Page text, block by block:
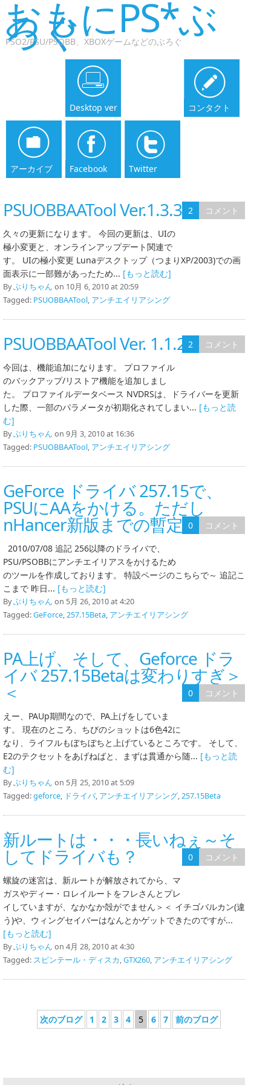
おもにPS*ぶ
ろぐ
PSO2/PSU/PSOBB、XBOXゲームなどのぶろぐ
Desktop ver コンタクト
アーカイブ Facebook Twitter
PSUOBBAATool Ver.1.3.332
コメント
久々の更新になります。 今回の更新は、UIの
極小変更と、オンラインアップデート関連で
す。 UIの極小変更 Lunaデスクトップ（つまりXP/2003)での画
面表示に一部難があったため... [もっと読む]
Byぶりちゃん on 10月 6, 2010 at 20:59
Tagged: PSUOBBAATool, アンチエイリアシング
PSUOBBAATool Ver. 1.1.29
2
コメント
今回は、機能追加になります。 プロファイル
のバックアップ/リストア機能を追加しまし
た。 プロファイルデータベース NVDRSは、ドライバーを更新
した際、一部のパラメータが初期化されてしまい... [もっと読
む]
Byぶりちゃん on 9月 3, 2010 at 16:36
Tagged: PSUOBBAATool, アンチエイリアシング
GeForce ドライバ 257.15で、
PSUにAAをかける。ただし
nHancer新版までの暫定 0
コメント
2010/07/08 追記 256以降のドライバで、
PSU/PSOBBにアンチエイリアスをかけるため
のツールを作成しております。 特設ページのこちらで～ 追記こ
こまで 昨日... [もっと読む]
Byぶりちゃん on 5月 26, 2010 at 4:20
Tagged:GeForce,257.15Beta, アンチエイリアシング
PA上げ、そして、Geforce ドラ
イバ 257.15Betaは変わりすぎ＞
＜ 0
コメント
えー、PAUp期間なので、PA上げをしていま
す。 現在のところ、ちびのショットは6色42に
なり、ライフルもぼちぼちと上げているところです。 そして、
E2のテクセットをあげねばと、まずは貫通から随... [もっと読
む]
Byぶりちゃん on 5月 25, 2010 at 5:09
Tagged:geforce, ドライバ, アンチエイリアシング,257.15Beta
新ルートは・・・長いねぇ～そ
してドライバも？ 0
コメント
螺旋の迷宮は、新ルートが解放されてから、マ
ガスやディー・ロレイルートをフレさんとプレ
イしていますが、なかなか殻がでません＞＜ イチゴバルカン(違
う)や、ウィングセイバーはなんとかゲットできたのですが...
[もっと読む]
Byぶりちゃん on 4月 28, 2010 at 4:30
Tagged: スピンテール・ディスカ,GTX260, アンチエイリアシング
次のブログ 1 2 3 4 5 6 7 前のブログ